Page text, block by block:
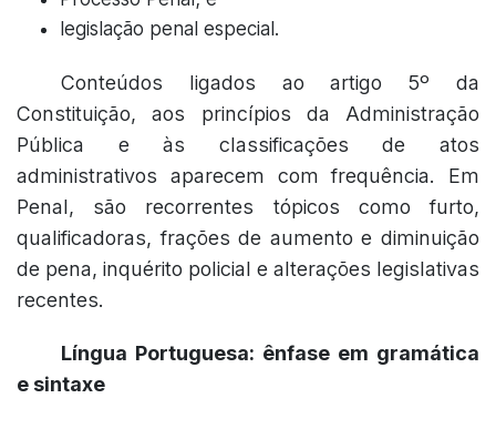
legislação penal especial.
Conteúdos ligados ao artigo 5º da
Constituição, aos princípios da Administração
Pública e às classificações de atos
administrativos aparecem com frequência. Em
Penal, são recorrentes tópicos como furto,
qualificadoras, frações de aumento e diminuição
de pena, inquérito policial e alterações legislativas
recentes.
Língua Portuguesa: ênfase em gramática
e sintaxe